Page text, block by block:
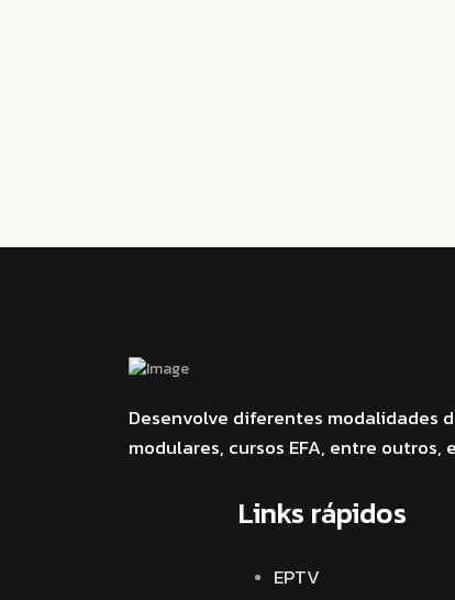
Desenvolve diferentes modalidades
modulares, cursos EFA, entre
Links rápidos
EPTV